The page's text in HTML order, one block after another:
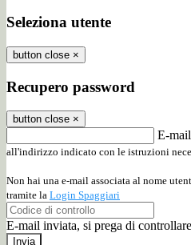
Seleziona utente
button close ×
Recupero password
button close ×
E-mail
all'indirizzo indicato con le istruzioni
Non hai una e-mail associata al nome
tramite la Login Spaggiari
E-mail inviata, si prega di